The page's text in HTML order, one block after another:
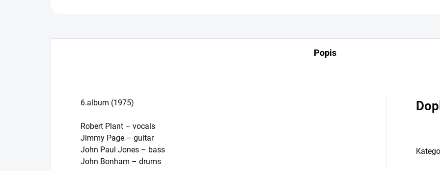
Popis
6.album (1975)
Robert Plant – vocals
Jimmy Page – guitar
John Paul Jones – bass
John Bonham – drums